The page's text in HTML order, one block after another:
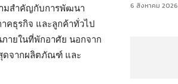
ามสำคัญกับการพัฒนา
คธุรกิจ และลูกค้าทั่วไป
ายในที่พักอาศัย นอกจาก
ดจากผลิตภัณฑ์ และ
6 สิงหาคม 2026